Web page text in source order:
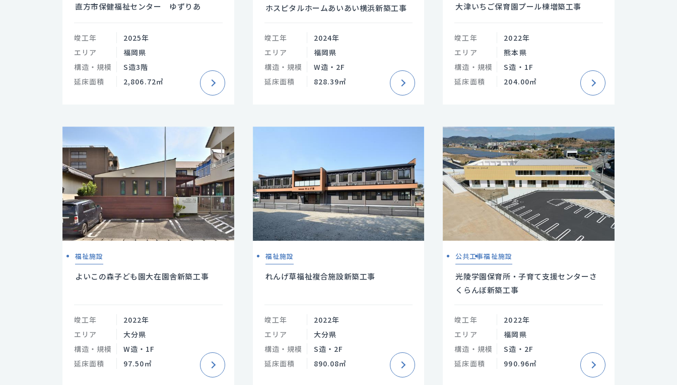
直方市保健福祉センター ゆずりあ
竣工年
2025年
エリア
福岡県
構造・規模
S造3階
延床面積
2,806.72㎡
ホスピタルホームあいあい横浜新築工事
竣工年
2024年
エリア
福岡県
構造・規模
W造・2F
延床面積
828.39㎡
大津いちご保育園プール棟増築工事
竣工年
2022年
エリア
熊本県
構造・規模
S造・1F
延床面積
204.00㎡
福祉施設
よいこの森子ども園大在園舎新築工事
竣工年
2022年
エリア
大分県
構造・規模
W造・1F
延床面積
97.50㎡
福祉施設
れんげ草福祉複合施設新築工事
竣工年
2022年
エリア
大分県
構造・規模
S造・2F
延床面積
890.08㎡
公共工事福祉施設
光陵学園保育所・子育て支援センターさ
くらんぼ新築工事
竣工年
2022年
エリア
福岡県
構造・規模
S造・2F
延床面積
990.96㎡